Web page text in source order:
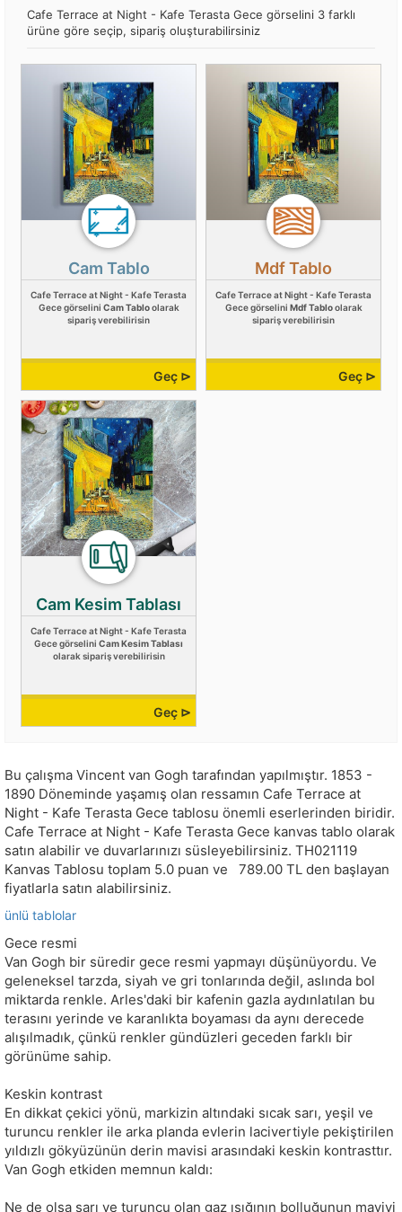
Cafe Terrace at Night - Kafe Terasta Gece görselini 3 farklı
ürüne göre seçip, sipariş oluşturabilirsiniz
Cam Tablo
Cafe Terrace at Night - Kafe Terasta
Gece görselini Cam Tabloolarak
sipariş verebilirisin
Geç ⊳
Mdf Tablo
Cafe Terrace at Night - Kafe Terasta
Gece görselini Mdf Tabloolarak
sipariş verebilirisin
Geç ⊳
Cam Kesim Tablası
Cafe Terrace at Night - Kafe Terasta
Gece görselini Cam Kesim Tablası
olarak sipariş verebilirisin
Geç ⊳
Bu çalışma Vincent van Gogh tarafından yapılmıştır. 1853 -
1890 Döneminde yaşamış olan ressamın Cafe Terrace at
Night - Kafe Terasta Gece tablosu önemli eserlerinden biridir.
Cafe Terrace at Night - Kafe Terasta Gece kanvas tablo olarak
satın alabilir ve duvarlarınızı süsleyebilirsiniz. TH021119
Kanvas Tablosu toplam 5.0 puan ve 789.00 TL den başlayan
fiyatlarla satın alabilirsiniz.
ünlü tablolar
Gece resmi
Van Gogh bir süredir gece resmi yapmayı düşünüyordu. Ve
geleneksel tarzda, siyah ve gri tonlarında değil, aslında bol
miktarda renkle. Arles'daki bir kafenin gazla aydınlatılan bu
terasını yerinde ve karanlıkta boyaması da aynı derecede
alışılmadık, çünkü renkler gündüzleri geceden farklı bir
görünüme sahip.
Keskin kontrast
En dikkat çekici yönü, markizin altındaki sıcak sarı, yeşil ve
turuncu renkler ile arka planda evlerin lacivertiyle pekiştirilen
yıldızlı gökyüzünün derin mavisi arasındaki keskin kontrasttır.
Van Gogh etkiden memnun kaldı:
Ne de olsa sarı ve turuncu olan gaz ışığının bolluğunun maviyi